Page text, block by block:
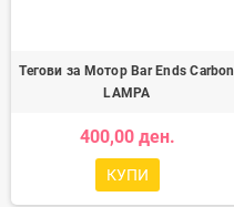
Тегови за Мотор Bar Ends Carbon
LAMPA
400,00 ден.
КУПИ